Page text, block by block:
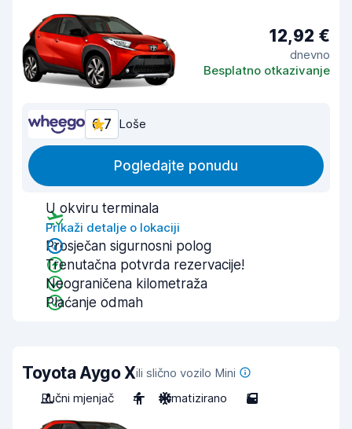
12,92 €
dnevno
Besplatno otkazivanje
6,7 Loše
Pogledajte ponudu
U okviru terminala
Prikaži detalje o lokaciji
Prosječan sigurnosni polog
Trenutačna potvrda rezervacije!
Neograničena kilometraža
Plaćanje odmah
Toyota Aygo Xili slično vozilo Mini
Ručni mjenjač
4 Klimatizirano 5